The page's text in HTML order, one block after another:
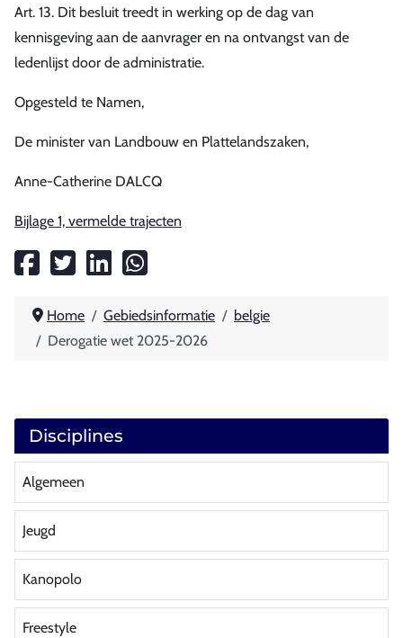
Art. 13. Dit besluit treedt in werking op de dag van
kennisgeving aan de aanvrager en na ontvangst van de
ledenlijst door de administratie.
Opgesteld te Namen,
De minister van Landbouw en Plattelandszaken,
Anne-Catherine DALCQ
Bijlage 1, vermelde trajecten
Home Gebiedsinformatie
belgie
Derogatie wet 2025-2026
Disciplines
Algemeen
Jeugd
Kanopolo
Freestyle